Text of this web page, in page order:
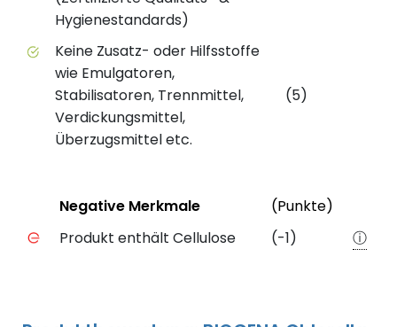
Hygienestandards)
Keine Zusatz- oder Hilfsstoffe
wie Emulgatoren,
Stabilisatoren, Trennmittel,
Verdickungsmittel,
Überzugsmittel etc.
(5)
Negative Merkmale des Produkts mit Punkteabzug
StatusNegative Merkmale (Punkte)
Produkt enthält Cellulose
(-1) ⓘ